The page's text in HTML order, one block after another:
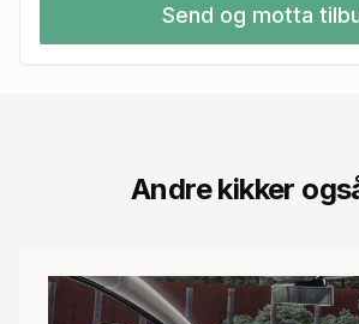
Send og motta
Andre kikker